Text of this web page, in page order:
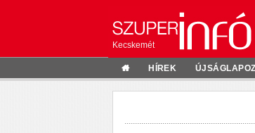
Kecskemét
HÍREK